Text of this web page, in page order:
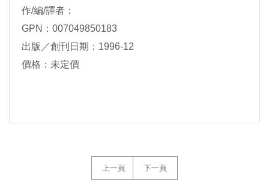
作/編/譯者：
GPN：007049850183
出版／創刊日期：1996-12
價格：未定價
上一頁 下一頁